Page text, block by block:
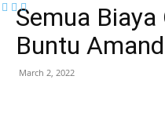
Semua Biaya
Buntu
March 2, 2022